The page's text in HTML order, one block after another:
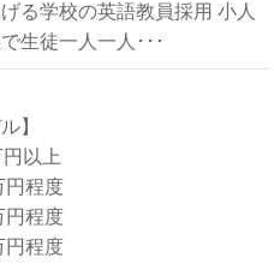
る学校の英語教員採用 小人
生徒一人一人･･･
】
以上
程度
程度
程度